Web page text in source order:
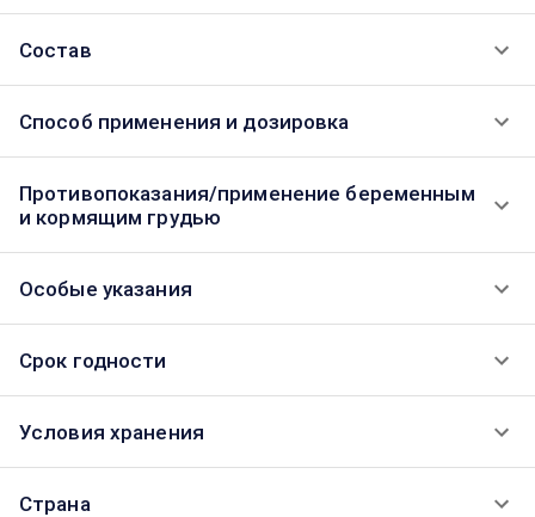
Состав
Способ применения и дозировка
Противопоказания/применение беременным
и кормящим грудью
Особые указания
Срок годности
Условия хранения
Страна